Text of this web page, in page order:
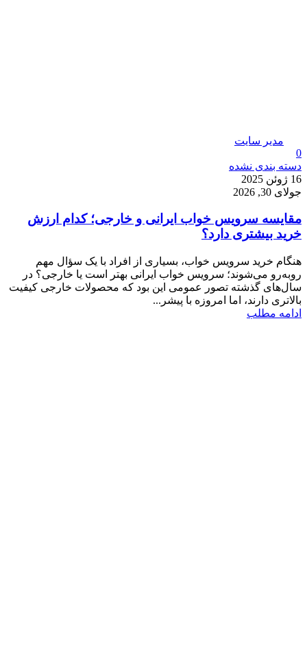
مدیر سایت
0
دسته بندی نشده
16 ژوئن 2025
جولای 30, 2026
مقایسه سرویس خواب ایرانی و خارجی؛ کدام ارزش
خرید بیشتری دارد؟
هنگام خرید سرویس خواب، بسیاری از افراد با یک سؤال مهم
روبه‌رو می‌شوند؛ سرویس خواب ایرانی بهتر است یا خارجی؟ در
سال‌های گذشته تصور عمومی این بود که محصولات خارجی کیفیت
بالاتری دارند، اما امروزه با پیشر...
ادامه مطلب